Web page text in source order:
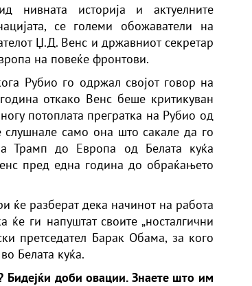
нивната историја и актуелните
се големи обожаватели на
Џ.Д. Венс и државниот секретар
на повеќе фронтови.
Рубио го одржал својот говор на
откако Венс беше критикуван
потоплата прегратка на Рубио од
слушнале само она што сакале да го
Трамп до Европа од Белата куќа
пред една година до обраќањето
ќе разберат дека начинот на работа
ги напуштат своите „носталгични
претседател Барак Обама, за кого
Белата куќа.
Бидејќи доби овации. Знаете што им